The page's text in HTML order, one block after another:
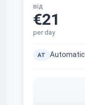
від
€21
per day
AT Automatic